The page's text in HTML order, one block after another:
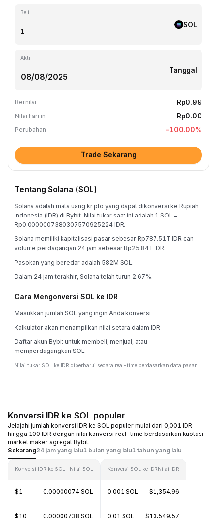
Beli
SOL
Aktif
Tanggal
Bernilai Rp0.99
Nilai hari ini Rp0.00
Perubahan -100.00%
Trade Sekarang
Tentang Solana (SOL)
Solana adalah mata uang kripto yang dapat dikonversi ke Rupiah
Indonesia (IDR) di Bybit. Nilai tukar saat ini adalah 1 SOL =
Rp0.0000007380307570925224 IDR.
Solana memiliki kapitalisasi pasar sebesar Rp787.51T IDR dan
volume perdagangan 24 jam sebesar Rp25.84T IDR.
Pasokan yang beredar adalah 582M SOL.
Dalam 24 jam terakhir, Solana telah turun 2.67%.
Cara Mengonversi SOL ke IDR
Masukkan jumlah SOL yang ingin Anda konversi
Kalkulator akan menampilkan nilai setara dalam IDR
Daftar akun Bybit untuk membeli, menjual, atau
memperdagangkan SOL
Nilai tukar SOL ke IDR diperbarui secara real-time berdasarkan data pasar.
Konversi IDR ke SOL populer
Jelajahi jumlah konversi IDR ke SOL populer mulai dari 0,001 IDR
hingga 100 IDR dengan nilai konversi real-time berdasarkan kuotasi
market maker agregat Bybit.
Sekarang24 jam yang lalu1 bulan yang lalu1 tahun yang lalu
Konversi IDR ke SOL Nilai SOL
$1 0.00000074 SOL
$10 0.00000738 SOL
Konversi SOL ke IDRNilai IDR
0.001 SOL $1,354.96
0.01 SOL $13,549.57